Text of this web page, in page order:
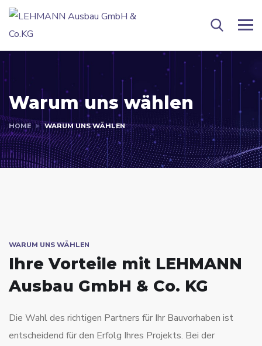
Warum uns wählen
HOME WARUM UNS WÄHLEN
WARUM UNS WÄHLEN
Ihre Vorteile mit LEHMANN
Ausbau GmbH & Co. KG
Die Wahl des richtigen Partners für Ihr Bauvorhaben ist
entscheidend für den Erfolg Ihres Projekts. Bei der